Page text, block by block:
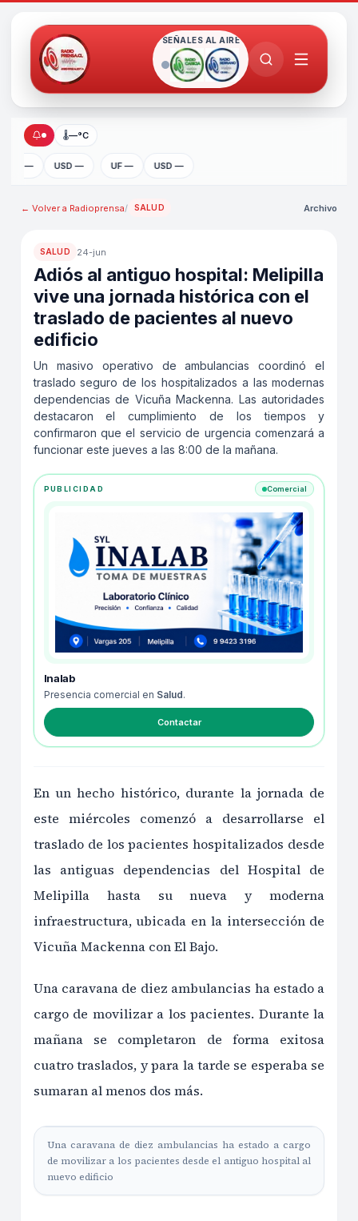
SEÑALES AL AIRE
🌡—°C
UF — USD — UF — USD —
← Volver a Radioprensa/ SALUD Archivo
SALUD 24-jun
Adiós al antiguo hospital: Melipilla
vive una jornada histórica con el
traslado de pacientes al nuevo
edificio
Un masivo operativo de ambulancias coordinó el
traslado seguro de los hospitalizados a las modernas
dependencias de Vicuña Mackenna. Las autoridades
destacaron el cumplimiento de los tiempos y
confirmaron que el servicio de urgencia comenzará a
funcionar este jueves a las 8:00 de la mañana.
PUBLICIDAD Comercial
Inalab
Presencia comercial en Salud.
Contactar
En un hecho histórico, durante la jornada de
este miércoles comenzó a desarrollarse el
traslado de los pacientes hospitalizados desde
las antiguas dependencias del Hospital de
Melipilla hasta su nueva y moderna
infraestructura, ubicada en la intersección de
Vicuña Mackenna con El Bajo.
Una caravana de diez ambulancias ha estado a
cargo de movilizar a los pacientes. Durante la
mañana se completaron de forma exitosa
cuatro traslados, y para la tarde se esperaba se
sumaran al menos dos más.
Una caravana de diez ambulancias ha estado a cargo
de movilizar a los pacientes desde el antiguo hospital al
nuevo edificio